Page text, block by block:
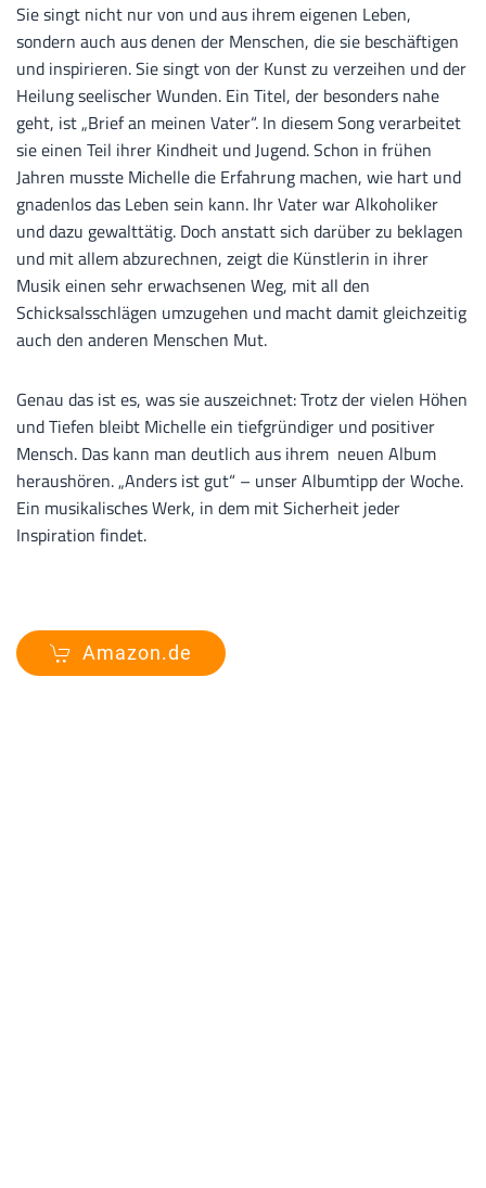
Sie singt nicht nur von und aus ihrem eigenen Leben,
sondern auch aus denen der Menschen, die sie beschäftigen
und inspirieren. Sie singt von der Kunst zu verzeihen und der
Heilung seelischer Wunden. Ein Titel, der besonders nahe
geht, ist „Brief an meinen Vater“. In diesem Song verarbeitet
sie einen Teil ihrer Kindheit und Jugend. Schon in frühen
Jahren musste Michelle die Erfahrung machen, wie hart und
gnadenlos das Leben sein kann. Ihr Vater war Alkoholiker
und dazu gewalttätig. Doch anstatt sich darüber zu beklagen
und mit allem abzurechnen, zeigt die Künstlerin in ihrer
Musik einen sehr erwachsenen Weg, mit all den
Schicksalsschlägen umzugehen und macht damit gleichzeitig
auch den anderen Menschen Mut.
Genau das ist es, was sie auszeichnet: Trotz der vielen Höhen
und Tiefen bleibt Michelle ein tiefgründiger und positiver
Mensch. Das kann man deutlich aus ihrem neuen Album
heraushören. „Anders ist gut“ – unser Albumtipp der Woche.
Ein musikalisches Werk, in dem mit Sicherheit jeder
Inspiration findet.
Amazon.de